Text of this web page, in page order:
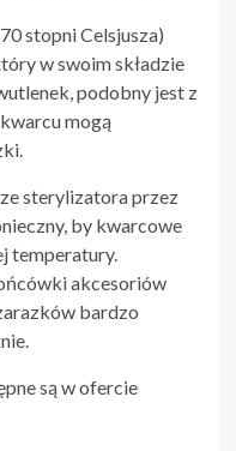
stopni Celsjusza)
w swoim składzie
podobny jest z
mogą
sterylizatora przez
by kwarcowe
temperatury.
akcesoriów
bardzo
są w ofercie